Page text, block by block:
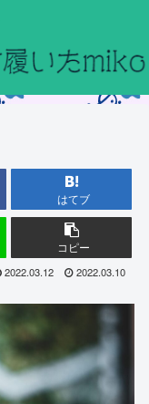
はてブ
コピー
2022.03.12 2022.03.10